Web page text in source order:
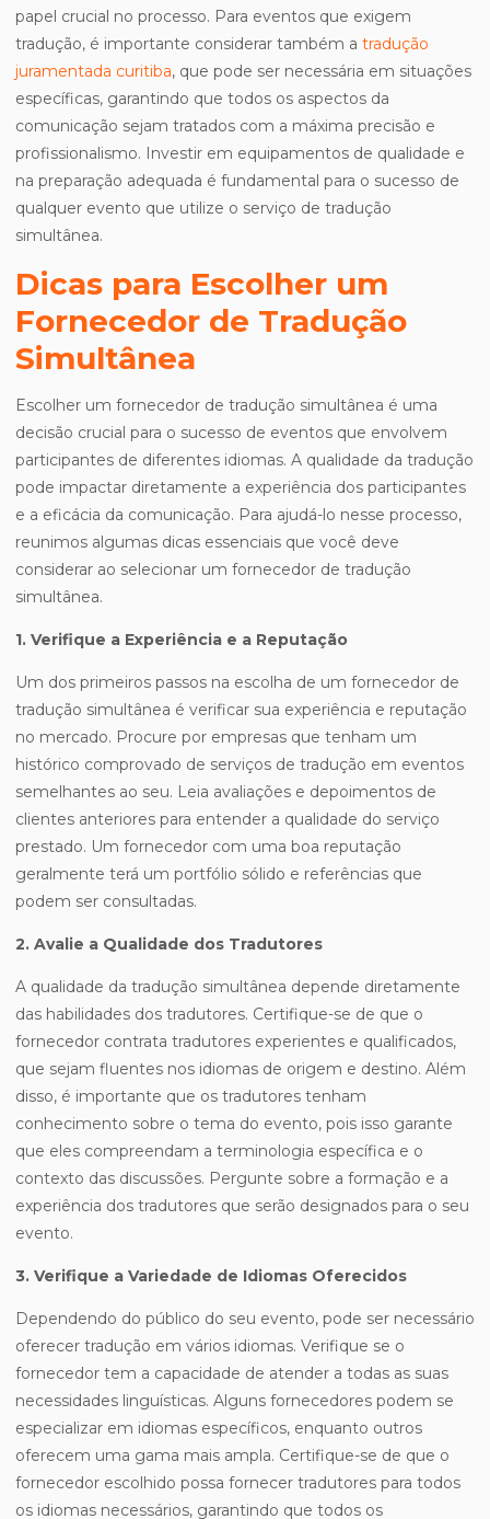
papel crucial no processo. Para eventos que exigem
tradução, é importante considerar também a tradução
juramentada curitiba, que pode ser necessária em situações
específicas, garantindo que todos os aspectos da
comunicação sejam tratados com a máxima precisão e
profissionalismo. Investir em equipamentos de qualidade e
na preparação adequada é fundamental para o sucesso de
qualquer evento que utilize o serviço de tradução
simultânea.
Dicas para Escolher um
Fornecedor de Tradução
Simultânea
Escolher um fornecedor de tradução simultânea é uma
decisão crucial para o sucesso de eventos que envolvem
participantes de diferentes idiomas. A qualidade da tradução
pode impactar diretamente a experiência dos participantes
e a eficácia da comunicação. Para ajudá-lo nesse processo,
reunimos algumas dicas essenciais que você deve
considerar ao selecionar um fornecedor de tradução
simultânea.
1. Verifique a Experiência e a Reputação
Um dos primeiros passos na escolha de um fornecedor de
tradução simultânea é verificar sua experiência e reputação
no mercado. Procure por empresas que tenham um
histórico comprovado de serviços de tradução em eventos
semelhantes ao seu. Leia avaliações e depoimentos de
clientes anteriores para entender a qualidade do serviço
prestado. Um fornecedor com uma boa reputação
geralmente terá um portfólio sólido e referências que
podem ser consultadas.
2. Avalie a Qualidade dos Tradutores
A qualidade da tradução simultânea depende diretamente
das habilidades dos tradutores. Certifique-se de que o
fornecedor contrata tradutores experientes e qualificados,
que sejam fluentes nos idiomas de origem e destino. Além
disso, é importante que os tradutores tenham
conhecimento sobre o tema do evento, pois isso garante
que eles compreendam a terminologia específica e o
contexto das discussões. Pergunte sobre a formação e a
experiência dos tradutores que serão designados para o seu
evento.
3. Verifique a Variedade de Idiomas Oferecidos
Dependendo do público do seu evento, pode ser necessário
oferecer tradução em vários idiomas. Verifique se o
fornecedor tem a capacidade de atender a todas as suas
necessidades linguísticas. Alguns fornecedores podem se
especializar em idiomas específicos, enquanto outros
oferecem uma gama mais ampla. Certifique-se de que o
fornecedor escolhido possa fornecer tradutores para todos
os idiomas necessários, garantindo que todos os